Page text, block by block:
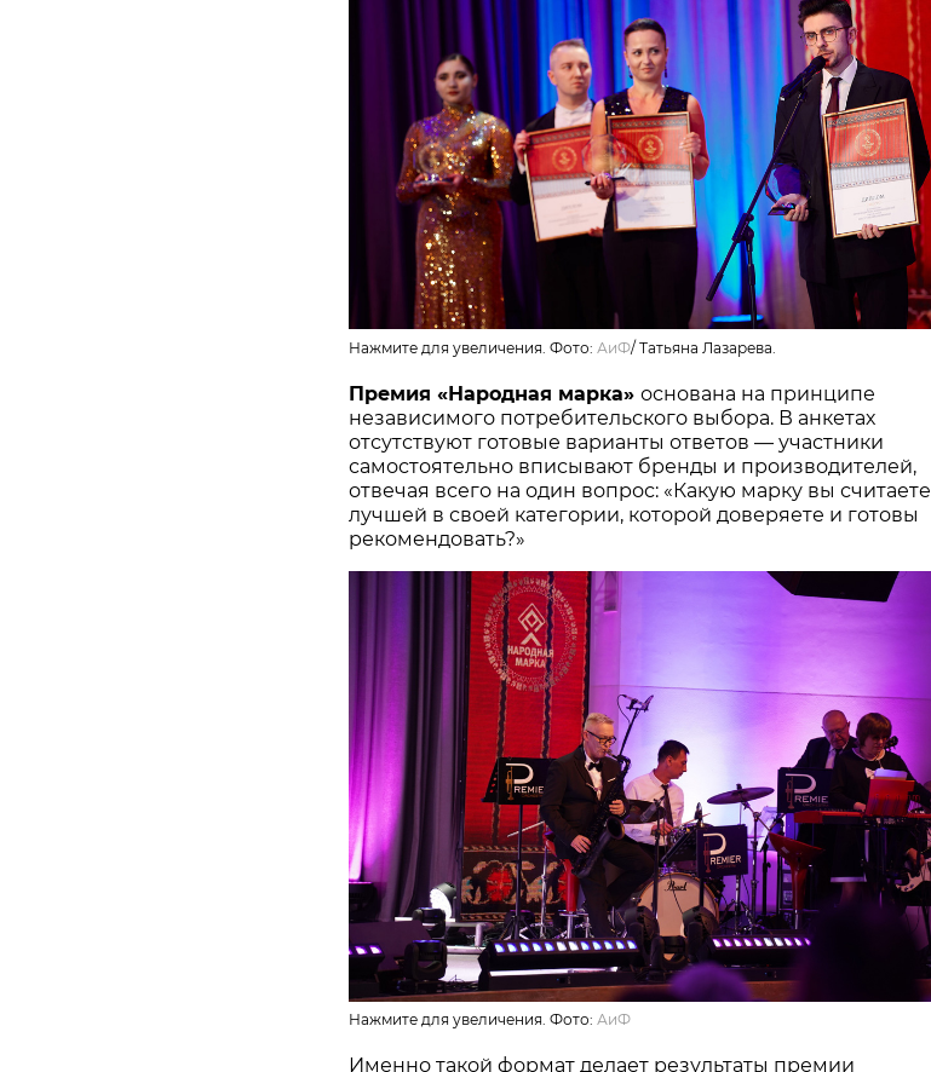
Нажмите для увеличения. Фото: АиФ/ Татьяна Лазарева.
Премия «Народная марка» основана на принципе
независимого потребительского выбора. В анкетах
отсутствуют готовые варианты ответов — участники
самостоятельно вписывают бренды и производителей,
отвечая всего на один вопрос: «Какую марку вы считаете
лучшей в своей категории, которой доверяете и готовы
рекомендовать?»
Нажмите для увеличения. Фото: АиФ
Именно такой формат делает результаты премии